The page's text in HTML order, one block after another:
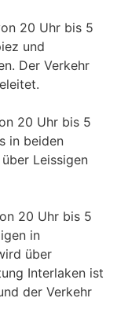
20 Uhr bis 5
und
Der Verkehr
20 Uhr bis 5
in beiden
Leissigen
20 Uhr bis 5
in
über
Interlaken ist
der Verkehr